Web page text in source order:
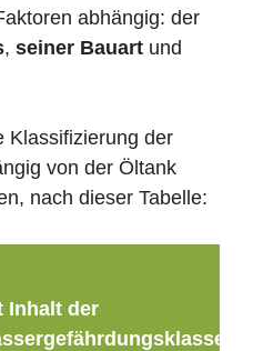
abhängig: der
, seiner Bauart und
Klassifizierung der
von der Öltank
nach dieser Tabelle:
Inhalt der